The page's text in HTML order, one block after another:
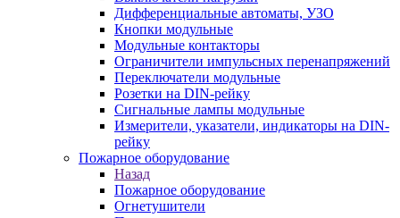
Дифференциальные автоматы, УЗО
Кнопки модульные
Модульные контакторы
Ограничители импульсных перенапряжений
Переключатели модульные
Розетки на DIN-рейку
Сигнальные лампы модульные
Измерители, указатели, индикаторы на DIN-
рейку
Пожарное оборудование
Назад
Пожарное оборудование
Огнетушители